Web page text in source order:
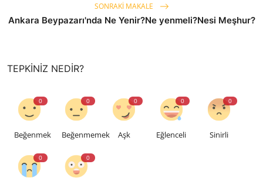
SONRAKI MAKALE
Ankara Beypazarı'nda Ne Yenir?Ne yenmeli?Nesi Meşhur?
TEPKINIZ NEDIR?
0
Beğenmek
0
Beğenmemek
0
Aşk
0
Eğlenceli
0
Sinirli
0 0